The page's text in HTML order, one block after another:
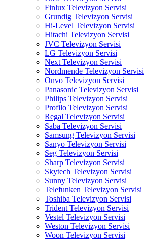
Finlux Televizyon Servisi
Grundig Televizyon Servisi
Hi-Level Televizyon Servisi
Hitachi Televizyon Servisi
JVC Televizyon Servisi
LG Televizyon Servisi
Next Televizyon Servisi
Nordmende Televizyon Servisi
Onvo Televizyon Servisi
Panasonic Televizyon Servisi
Philips Televizyon Servisi
Profilo Televizyon Servisi
Regal Televizyon Servisi
Saba Televizyon Servisi
Samsung Televizyon Servisi
Sanyo Televizyon Servisi
Seg Televizyon Servisi
Sharp Televizyon Servisi
Skytech Televizyon Servisi
Sunny Televizyon Servisi
Telefunken Televizyon Servisi
Toshiba Televizyon Servisi
Trident Televizyon Servisi
Vestel Televizyon Servisi
Weston Televizyon Servisi
Woon Televizyon Servisi